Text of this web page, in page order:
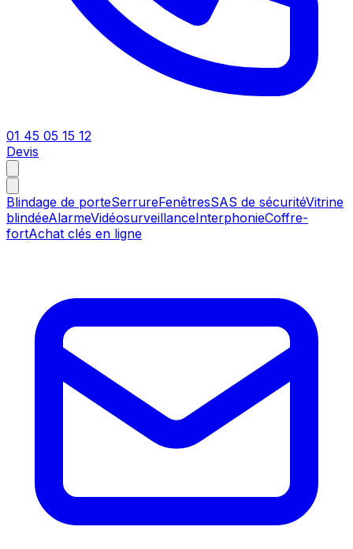
01 45 05 15 12
Devis
Blindage de porteSerrureFenêtresSAS de sécuritéVitrine
blindéeAlarmeVidéosurveillanceInterphonieCoffre-
fortAchat clés en ligne